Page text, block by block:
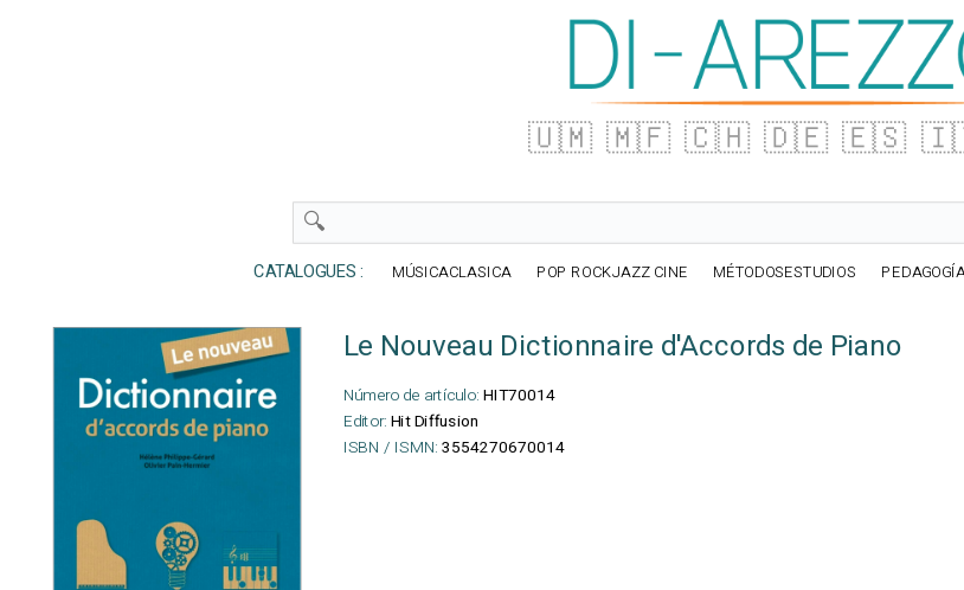
🇺🇲 🇲🇫 🇨🇭 🇩🇪 🇪🇸
CATALOGUES : MÚSICACLASICA POP ROCKJAZZ CINE MÉTODOSESTUDIOS
Le Nouveau Dictionnaire d'Accords de Piano
Número de artículo: HIT70014
Editor: Hit Diffusion
ISBN / ISMN: 3554270670014